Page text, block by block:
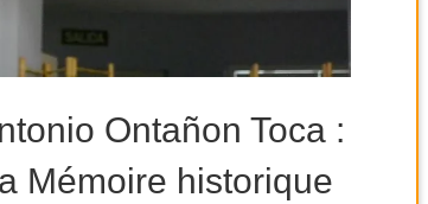
Ontañon Toca :
Mémoire historique